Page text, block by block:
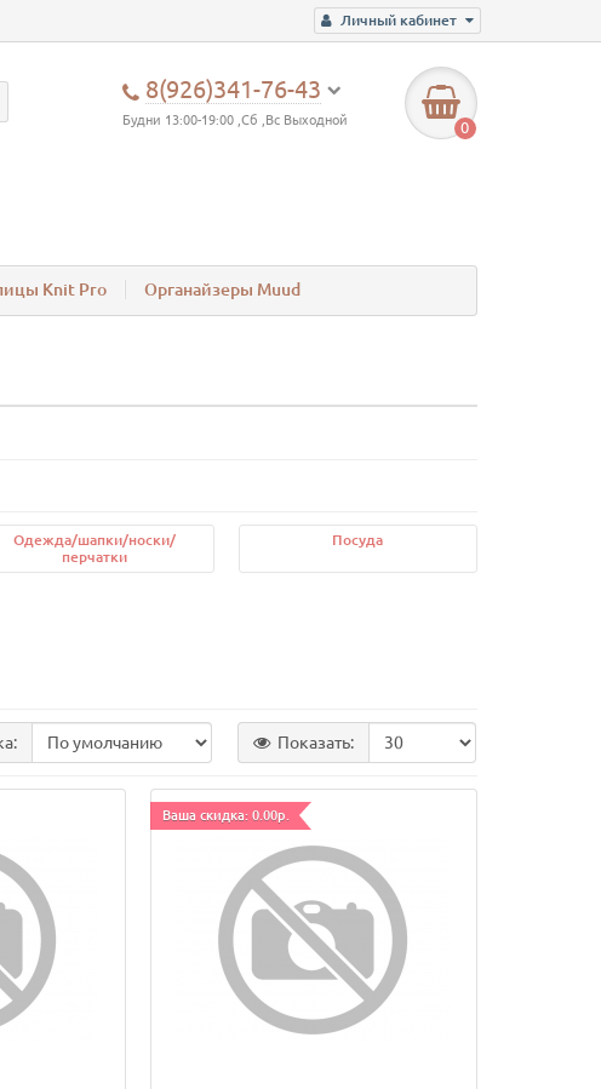
Личный кабинет
8(926)341-76-43
Будни 13:00-19:00 ,Сб ,Вс Выходной 0
Knit Pro Органайзеры Muud
Одежда/шапки/носки/
перчатки
Посуда
Показать:
Ваша скидка: 0.00р.